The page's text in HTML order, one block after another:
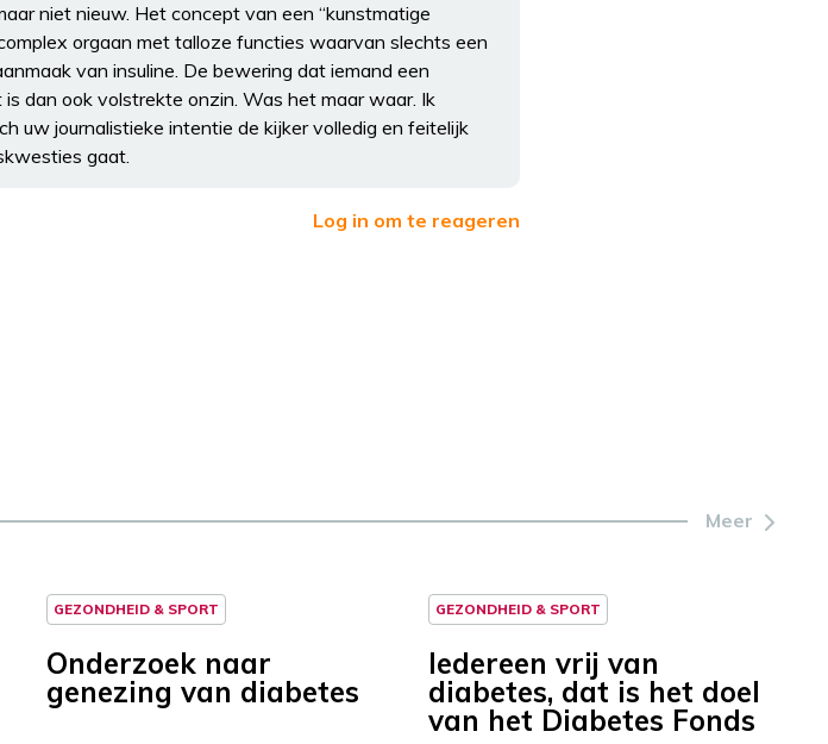
niet nieuw. Het concept van een “kunstmatige
orgaan met talloze functies waarvan slechts een
van insuline. De bewering dat iemand een
dan ook volstrekte onzin. Was het maar waar. Ik
uw journalistieke intentie de kijker volledig en feitelijk
gaat.
Log in om te reageren
Meer
GEZONDHEID & SPORT
Onderzoek naar
genezing van diabetes
GEZONDHEID & SPORT
Iedereen vrij van
diabetes, dat is het doel
van het Diabetes Fonds